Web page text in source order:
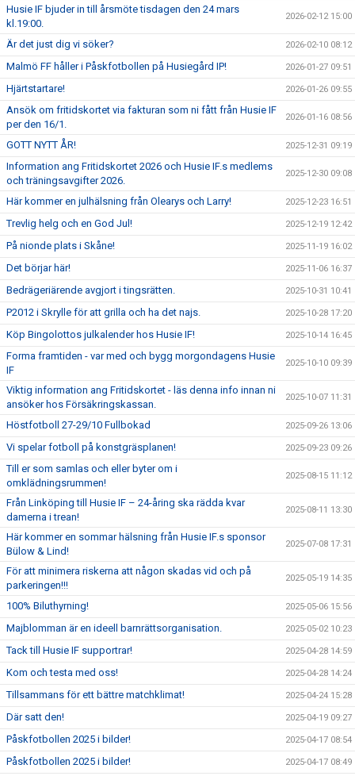
Husie IF bjuder in till årsmöte tisdagen den 24 mars
kl.19:00.
2026-02-12 15:00
Är det just dig vi söker? 2026-02-10 08:12
Malmö FF håller i Påskfotbollen på Husiegård IP! 2026-01-27 09:51
Hjärtstartare! 2026-01-26 09:55
Ansök om fritidskortet via fakturan som ni fått från Husie IF
per den 16/1.
2026-01-16 08:56
GOTT NYTT ÅR! 2025-12-31 09:19
Information ang Fritidskortet 2026 och Husie IF.s medlems
och träningsavgifter 2026.
2025-12-30 09:08
Här kommer en julhälsning från Olearys och Larry! 2025-12-23 16:51
Trevlig helg och en God Jul! 2025-12-19 12:42
På nionde plats i Skåne! 2025-11-19 16:02
Det börjar här! 2025-11-06 16:37
Bedrägeriärende avgjort i tingsrätten. 2025-10-31 10:41
P2012 i Skrylle för att grilla och ha det najs. 2025-10-28 17:20
Köp Bingolottos julkalender hos Husie IF! 2025-10-14 16:45
Forma framtiden - var med och bygg morgondagens Husie
IF
2025-10-10 09:39
Viktig information ang Fritidskortet - läs denna info innan ni
ansöker hos Försäkringskassan.
2025-10-07 11:31
Höstfotboll 27-29/10 Fullbokad 2025-09-26 13:06
Vi spelar fotboll på konstgräsplanen! 2025-09-23 09:26
Till er som samlas och eller byter om i
omklädningsrummen!
2025-08-15 11:12
Från Linköping till Husie IF – 24-åring ska rädda kvar
damerna i trean!
2025-08-11 13:30
Här kommer en sommar hälsning från Husie IF.s sponsor
Bülow & Lind!
2025-07-08 17:31
För att minimera riskerna att någon skadas vid och på
parkeringen!!!
2025-05-19 14:35
100% Biluthyrning! 2025-05-06 15:56
Majblomman är en ideell barnrättsorganisation. 2025-05-02 10:23
Tack till Husie IF supportrar! 2025-04-28 14:59
Kom och testa med oss! 2025-04-28 14:24
Tillsammans för ett bättre matchklimat! 2025-04-24 15:28
Där satt den! 2025-04-19 09:27
Påskfotbollen 2025 i bilder! 2025-04-17 08:54
Påskfotbollen 2025 i bilder! 2025-04-17 08:49